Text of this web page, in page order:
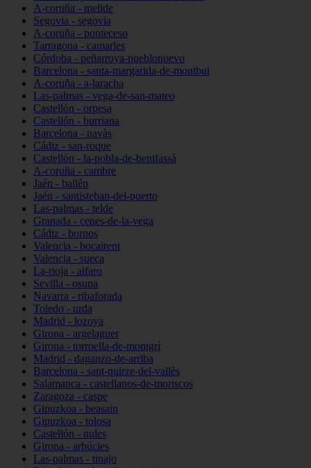
A-coruña - melide
Segovia - segovia
A-coruña - ponteceso
Tarragona - camarles
Córdoba - peñarroya-pueblonuevo
Barcelona - santa-margarida-de-montbui
A-coruña - a-laracha
Las-palmas - vega-de-san-mateo
Castellón - orpesa
Castellón - burriana
Barcelona - navàs
Cádiz - san-roque
Castellón - la-pobla-de-benifassà
A-coruña - cambre
Jaén - bailén
Jaén - santisteban-del-puerto
Las-palmas - telde
Granada - cenes-de-la-vega
Cádiz - bornos
Valencia - bocairent
Valencia - sueca
La-rioja - alfaro
Sevilla - osuna
Navarra - ribaforada
Toledo - urda
Madrid - lozoya
Girona - argelaguer
Girona - torroella-de-montgrí
Madrid - daganzo-de-arriba
Barcelona - sant-quirze-del-vallès
Salamanca - castellanos-de-moriscos
Zaragoza - caspe
Gipuzkoa - beasain
Gipuzkoa - tolosa
Castellón - nules
Girona - arbúcies
Las-palmas - tinajo